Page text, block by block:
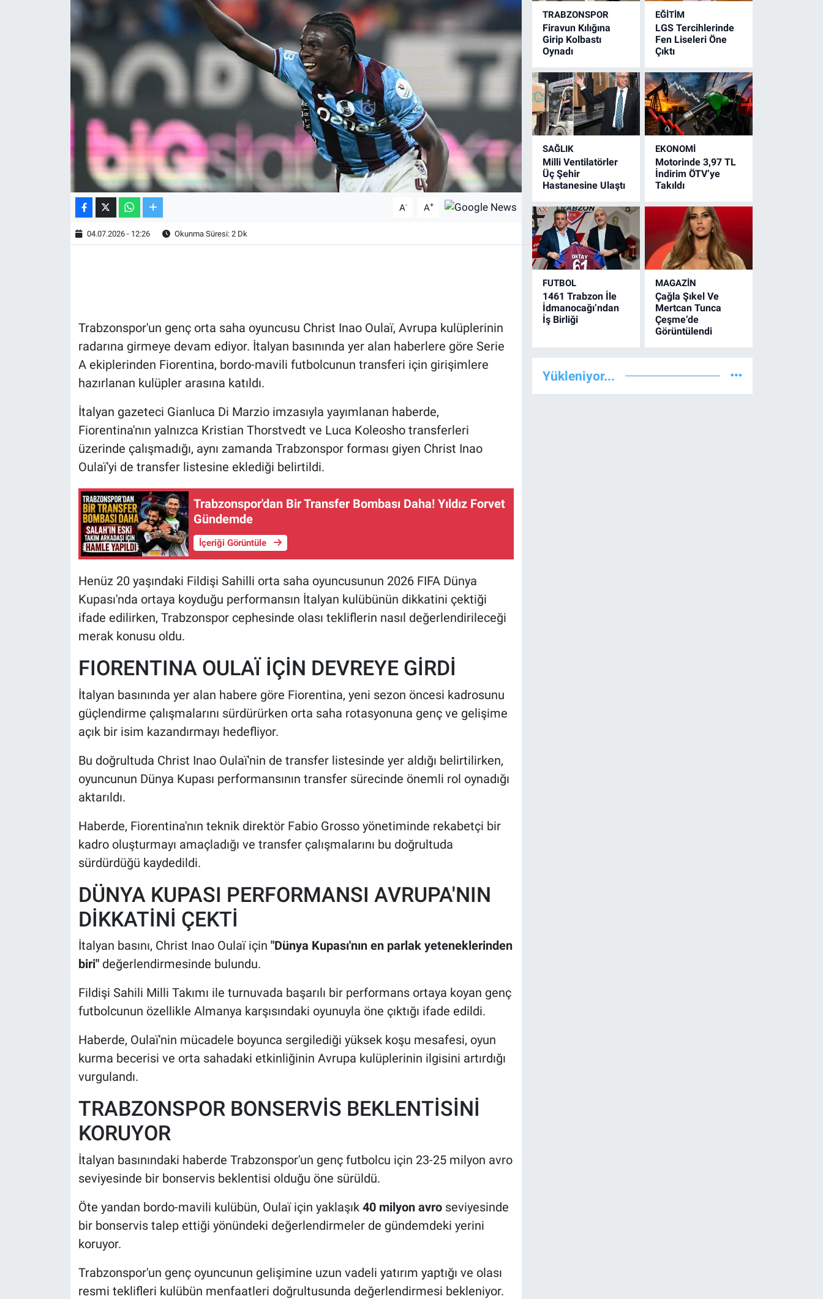
A- A+
04.07.2026 - 12:26 Okunma Süresi: 2 Dk
Trabzonspor'un genç orta saha oyuncusu Christ Inao Oulaï, Avrupa kulüplerinin
radarına girmeye devam ediyor. İtalyan basınında yer alan haberlere göre Serie
A ekiplerinden Fiorentina, bordo-mavili futbolcunun transferi için girişimlere
hazırlanan kulüpler arasına katıldı.
İtalyan gazeteci Gianluca Di Marzio imzasıyla yayımlanan haberde,
Fiorentina'nın yalnızca Kristian Thorstvedt ve Luca Koleosho transferleri
üzerinde çalışmadığı, aynı zamanda Trabzonspor forması giyen Christ Inao
Oulaï'yi de transfer listesine eklediği belirtildi.
Trabzonspor'dan Bir Transfer Bombası Daha! Yıldız Forvet
Gündemde
İçeriği Görüntüle
Henüz 20 yaşındaki Fildişi Sahilli orta saha oyuncusunun 2026 FIFA Dünya
Kupası'nda ortaya koyduğu performansın İtalyan kulübünün dikkatini çektiği
ifade edilirken, Trabzonspor cephesinde olası tekliflerin nasıl değerlendirileceği
merak konusu oldu.
FIORENTINA OULAÏ İÇİN DEVREYE GİRDİ
İtalyan basınında yer alan habere göre Fiorentina, yeni sezon öncesi kadrosunu
güçlendirme çalışmalarını sürdürürken orta saha rotasyonuna genç ve gelişime
açık bir isim kazandırmayı hedefliyor.
Bu doğrultuda Christ Inao Oulaï'nin de transfer listesinde yer aldığı belirtilirken,
oyuncunun Dünya Kupası performansının transfer sürecinde önemli rol oynadığı
aktarıldı.
Haberde, Fiorentina'nın teknik direktör Fabio Grosso yönetiminde rekabetçi bir
kadro oluşturmayı amaçladığı ve transfer çalışmalarını bu doğrultuda
sürdürdüğü kaydedildi.
DÜNYA KUPASI PERFORMANSI AVRUPA'NIN
DİKKATİNİ ÇEKTİ
İtalyan basını, Christ Inao Oulaï için "Dünya Kupası'nın en parlak yeteneklerinden
biri"değerlendirmesinde bulundu.
Fildişi Sahili Milli Takımı ile turnuvada başarılı bir performans ortaya koyan genç
futbolcunun özellikle Almanya karşısındaki oyunuyla öne çıktığı ifade edildi.
Haberde, Oulaï'nin mücadele boyunca sergilediği yüksek koşu mesafesi, oyun
kurma becerisi ve orta sahadaki etkinliğinin Avrupa kulüplerinin ilgisini artırdığı
vurgulandı.
TRABZONSPOR BONSERVİS BEKLENTİSİNİ
KORUYOR
İtalyan basınındaki haberde Trabzonspor'un genç futbolcu için 23-25 milyon avro
seviyesinde bir bonservis beklentisi olduğu öne sürüldü.
Öte yandan bordo-mavili kulübün, Oulaï için yaklaşık 40 milyon avroseviyesinde
bir bonservis talep ettiği yönündeki değerlendirmeler de gündemdeki yerini
koruyor.
Trabzonspor'un genç oyuncunun gelişimine uzun vadeli yatırım yaptığı ve olası
resmi teklifleri kulübün menfaatleri doğrultusunda değerlendirmesi bekleniyor.
TRABZONSPOR
Firavun Kılığına
Girip Kolbastı
Oynadı
EĞİTİM
LGS Tercihlerinde
Fen Liseleri Öne
Çıktı
SAĞLIK
Milli Ventilatörler
Üç Şehir
Hastanesine Ulaştı
EKONOMİ
Motorinde 3,97 TL
İndirim ÖTV’ye
Takıldı
FUTBOL
1461 Trabzon İle
İdmanocağı’ndan
İş Birliği
MAGAZİN
Çağla Şıkel Ve
Mertcan Tunca
Çeşme’de
Görüntülendi
Yükleniyor...
TV VE SİNEMA
BASKETBOL
KÜLTÜR SANAT
EKONOMİ
Bilim, Teknoloji